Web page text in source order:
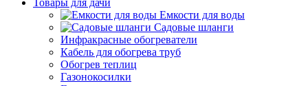
Товары для дачи
Емкости для воды
Садовые шланги
Инфракрасные обогреватели
Кабель для обогрева труб
Обогрев теплиц
Газонокосилки